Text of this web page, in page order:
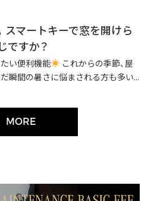
スマートキーで窓を開けら
ですか？
い便利機能
これからの季節、屋
瞬間の暑さに悩まされる方も多い...
MORE